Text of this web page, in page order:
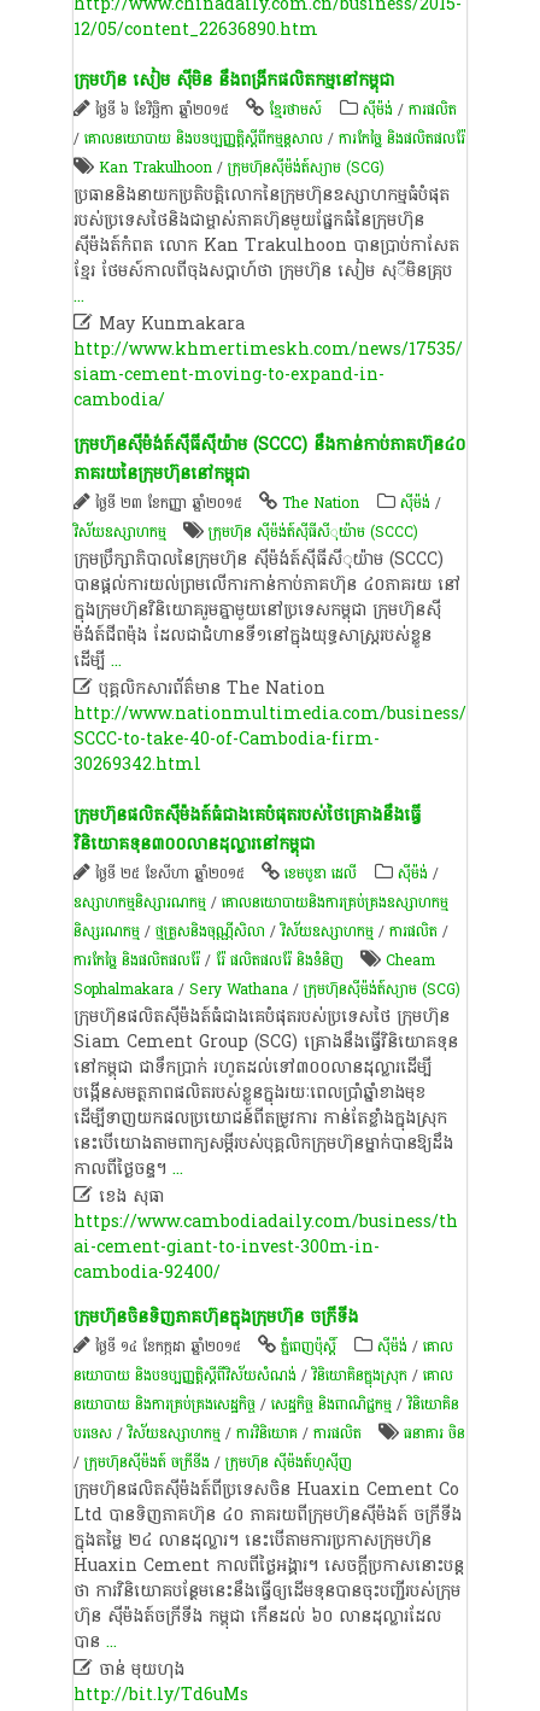
12/05/content_22636890.htm
ក្រុមហ៊ុន​ សៀម​ ស៊ី​មិន​ នឹង​ពង្រីក​ផលិតកម្ម​នៅ​កម្ពុជា​
ថ្ងៃទី ៦ ខែវិច្ឆិកា ឆ្នាំ២០១៥ ខ្មែរថាមស៍ ​ស៊ីម៉ង់​ /ការផលិត​
/គោលនយោបាយ និងបទប្បញ្ញត្តិស្តីពីកម្មន្តសាល/ការកែច្នៃ និងផលិតផលរ៉ែ
Kan Trakulhoon/ក្រុមហ៊ុន​ស៊ីម៉ង់ត៍​ស្យាម (SCG)
ប្រធាន​និង​នាយក​ប្រតិបត្តិ​លោក​នៃ​ក្រុមហ៊ុន​ឧស្សាហកម្ម​ធំ​បំផុត​
របស់​ប្រទេស​ថៃ​និង​ជា​ម្ចាស់​ភាគហ៊ុន​មួយ​ផ្នែក​ធំ​នៃ​ក្រុមហ៊ុន​
ស៊ីម៉ងត៍​កំពត​ លោក​ Kan​ Trakulhoon​ បាន​ប្រាប់​កាសែត​
ខ្មែរ​ ថែម​ស៍កាល​ពី​ចុង​ស​ប្តា​ហ៍​ថា​ ក្រុមហ៊ុន​ សៀម​ សុ​ី​មិន​គ្រុប
...
May Kunmakara
http://www.khmertimeskh.com/news/17535/
siam-cement-moving-to-expand-in-
cambodia/
ក្រុមហ៊ុន​​ស៊ីម៉ង់ត៍​សុីធី​សុីយ៉ា​ម​ (SCCC)​ នឹង​កាន់​កាប់ភាគហ៊ុន​៤០​
ភាគរយ​នៃ​ក្រុមហ៊ុន​នៅ​កម្ពុជា​
ថ្ងៃទី ២៣ ខែកញ្ញា ឆ្នាំ២០១៥ The Nation ​ស៊ីម៉ង់​ /
វិស័យឧស្សាហកម្ម
ក្រុមហ៊ុន​ ​ស៊ីម៉ង់ត៍​សុីធី​សីុយ៉ា​ម​ (SCCC)​
​ក្រុមប្រឹក្សាភិបាល​នៃ​ក្រុមហ៊ុន​ ​ស៊ីម៉ង់ត៍​សុីធី​សីុយ៉ា​ម​ (SCCC)​
បាន​ផ្តល់​ការ​យល់ព្រម​លើ​ការ​កាន់កាប់​ភាគហ៊ុន​ ៤០​ភាគរយ​ នៅ​
ក្នុង​ក្រុមហ៊ុន​វិនិយោគ​រួម​គ្នា​មួយ​នៅ​ប្រទេស​កម្ពុជា​ ក្រុមហ៊ុន​ស៊ី
ម៉ង់ត៍​ជីព​ម៉ុង​ ដែល​ជា​ជំហាន​ទី​១​នៅ​ក្នុង​យុទ្ធសាស្ត្រ​របស់​ខ្លួន​
ដើម្បី ...
បុគ្គលិកសារព័ត៌មាន The Nation
http://www.nationmultimedia.com/business/
SCCC-to-take-40-of-Cambodia-firm-
30269342.html
ក្រុមហ៊ុនផលិតស៊ីម៉ងត៍ធំជាងគេបំផុតរបស់ថៃគ្រោងនឹងធ្វើ
វិនិយោគទុន៣០០លានដុល្លារនៅកម្ពុជា
ថ្ងៃទី ២៥ ខែសីហា ឆ្នាំ២០១៥ ខេមបូឌា ដេលី ​ស៊ីម៉ង់​ /
ឧស្សាហកម្មនិស្សារណកម្ម/គោលនយោបាយនិងការគ្រប់គ្រងឧស្សាហកម្ម
និស្សរណកម្ម/ថ្មគ្រួសនិងចុណ្ណីសិលា /វិស័យឧស្សាហកម្ម/ការផលិត​/
ការកែច្នៃ និងផលិតផលរ៉ែ/រ៉ែ ផលិតផលរ៉ែ និងទំនិញ
Cheam
Sophalmakara/Sery Wathana/ក្រុមហ៊ុន​ស៊ីម៉ង់ត៍​ស្យាម (SCG)
ក្រុមហ៊ុនផលិតស៊ីម៉ងត៍ធំជាងគេបំផុតរបស់ប្រទេសថៃ ក្រុមហ៊ុន
Siam Cement Group (SCG) គ្រោងនឹងធ្វើវិនិយោគទុន
នៅកម្ពុជា ជាទឹកប្រាក់ រហូតដល់ទៅ៣០០លានដុល្លារដើម្បី
បង្កើនសមត្ថភាពផលិតរបស់ខ្លួនក្នុងរយៈពេលប្រាំឆ្នាំខាងមុខ
ដើម្បីទាញយកផលប្រយោជន៍ពីតម្រូវការ កាន់តែខ្លាំងក្នុងស្រុក
នេះបើយោងតាមពាក្យសម្តីរបស់បុគ្គលិកក្រុមហ៊ុនម្នាក់បានឱ្យដឹង
កាលពីថ្ងៃចន្ទ។ ...
ខេង​ សុធា​
https://www.cambodiadaily.com/business/th
ai-cement-giant-to-invest-300m-in-
cambodia-92400/
ក្រុមហ៊ុន​ចិន​ទិញ​ភាគ​ហ៊ុន​ក្នុង​ក្រុមហ៊ុន ចក្រី​ទីង
ថ្ងៃទី ១៤ ខែកក្កដា ឆ្នាំ២០១៥ ភ្នំពេញប៉ុស្តិ៍ ​ស៊ីម៉ង់​ /គោល
នយោបាយ និងបទប្បញ្ញត្តិស្តីពីវិស័យសំណង់ /វិនិយោគិនក្នុងស្រុក/គោល
នយោបាយ និងការគ្រប់គ្រងសេដ្ឋកិច្ច/សេដ្ឋកិច្ច និងពាណិជ្ជកម្ម/វិនិយោគិន
បរទេស/វិស័យឧស្សាហកម្ម/ការវិនិយោគ/ការផលិត​
​ធនាគារ ចិន
/ក្រុមហ៊ុន​ស៊ីម៉ងត៍ ចក្រី​ទីង /ក្រុមហ៊ុន ស៊ីម៉ងត៍ហួស៊ីញ
ក្រុមហ៊ុន​ផលិត​ស៊ីម៉ងត៍​ពី​ប្រទេស​ចិន Huaxin Cement Co
Ltd បាន​ទិញ​ភាគ​ហ៊ុន ៤០ ភាគរយ​ពី​ក្រុមហ៊ុន​ស៊ីម៉ងត៍ ចក្រី​ទីង
ក្នុង​តម្លៃ ២៤ លាន​ដុល្លារ។ នេះ​បើ​តាម​ការ​ប្រកាស​ក្រុមហ៊ុន
Huaxin Cement កាល​ពីថ្ងៃ​អង្គារ។ សេចក្តី​ប្រកាស​នោះ​បន្ត​
ថា ការ​វិនិយោគ​បន្ថែម​នេះ​នឹង​ធ្វើ​ឲ្យ​ដើម​ទុន​បាន​ចុះ​បញ្ជី​របស់​ក្រុម
ហ៊ុន ស៊ីម៉ងត៍​ចក្រី​ទីង កម្ពុជា កើន​ដល់ ៦០ លាន​ដុល្លារ​ដែល​
បាន ...
ចាន់ មុយហុង
http://bit.ly/Td6uMs